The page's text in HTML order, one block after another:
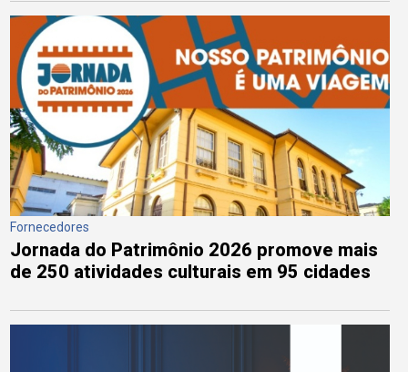
Fornecedores
Jornada do Patrimônio 2026 promove mais
de 250 atividades culturais em 95 cidades